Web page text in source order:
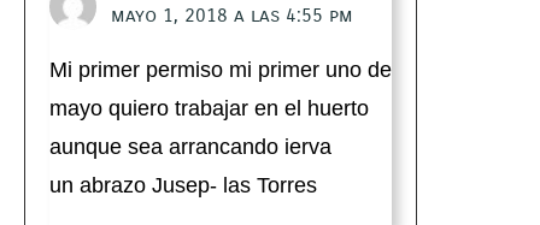
mayo 1, 2018 a las 4:55 pm
Mi primer permiso mi primer uno de
mayo quiero trabajar en el huerto
aunque sea arrancando ierva
un abrazo Jusep- las Torres